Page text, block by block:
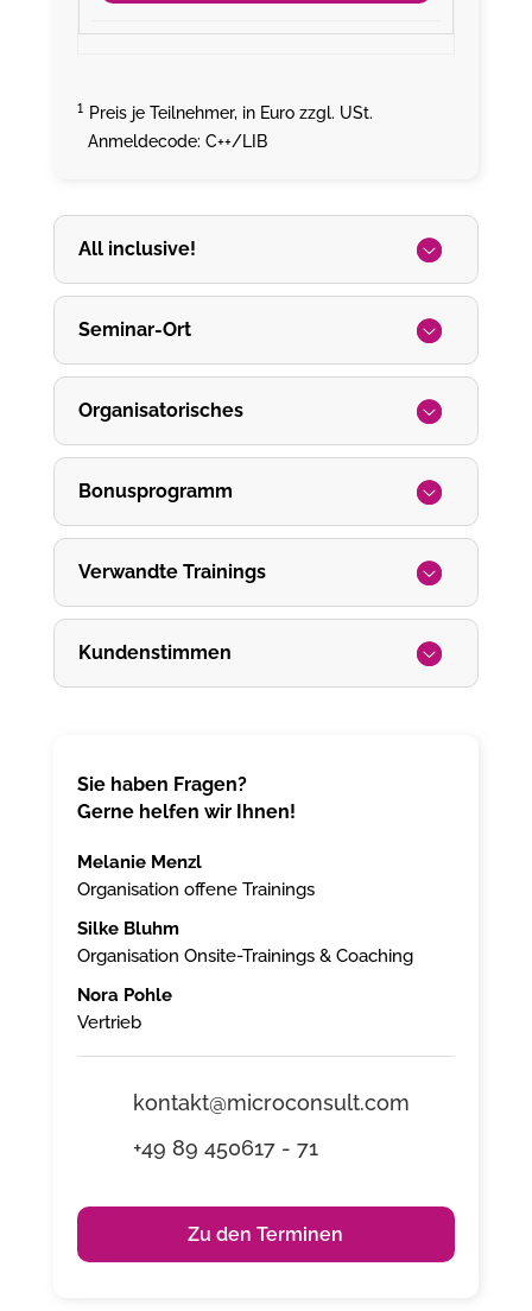
¹ Preis je Teilnehmer, in Euro zzgl. USt.
Anmeldecode: C++/LIB
All inclusive!
Seminar-Ort
Organisatorisches
Bonusprogramm
Verwandte Trainings
Kundenstimmen
Sie haben Fragen?
Gerne helfen wir Ihnen!
Melanie Menzl
Organisation offene Trainings
Silke Bluhm
Organisation Onsite-Trainings & Coaching
Nora Pohle
Vertrieb
kontakt@microconsult.com
+49 89 450617 - 71
Zu den Terminen